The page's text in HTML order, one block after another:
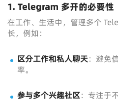
1. Telegram 多开的必要性
在工作、生活中，管理多个
长，例如：
区分工作和私人聊天：避免
率。
参与多个兴趣社区：专注于